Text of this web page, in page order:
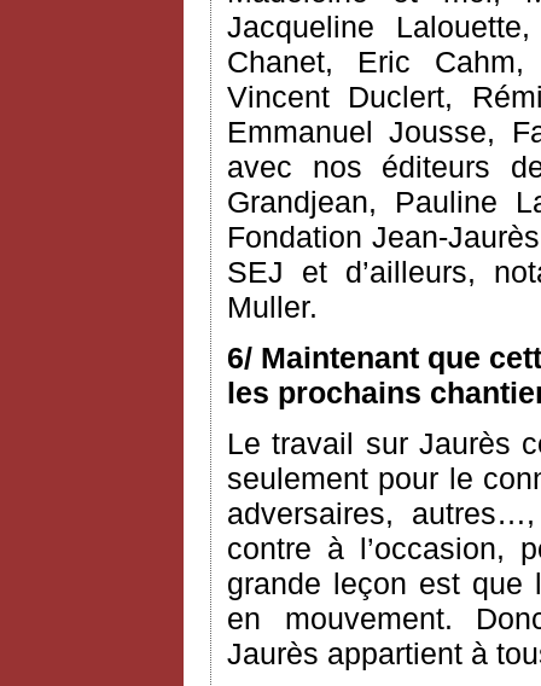
Jacqueline
Chanet, Eric Cahm,
Vincent Duclert,
Emmanuel Jousse,
avec nos éditeurs
Grandjean, Pauline
Fondation Jean-
SEJ et d’ailleurs,
Muller.
6/ Maintenant que
les prochains
Le travail sur Jaurès
seulement pour le
adversaires,
contre à l’occasion,
grande leçon est que
en mouvement.
Jaurès appartient à